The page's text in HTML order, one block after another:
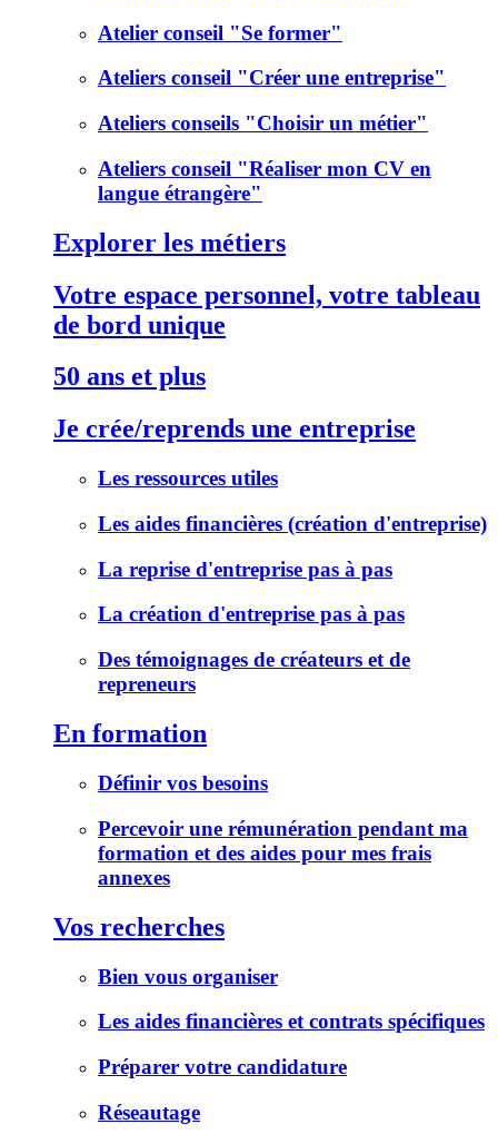
Atelier conseil "Se former"
Ateliers conseil "Créer une entreprise"
Ateliers conseils "Choisir un métier"
Ateliers conseil "Réaliser mon CV en
langue étrangère"
Explorer les métiers
Votre espace personnel, votre tableau
de bord unique
50 ans et plus
Je crée/reprends une entreprise
Les ressources utiles
Les aides financières (création d'entreprise)
La reprise d'entreprise pas à pas
La création d'entreprise pas à pas
Des témoignages de créateurs et de
repreneurs
En formation
Définir vos besoins
Percevoir une rémunération pendant ma
formation et des aides pour mes frais
annexes
Vos recherches
Bien vous organiser
Les aides financières et contrats spécifiques
Préparer votre candidature
Réseautage